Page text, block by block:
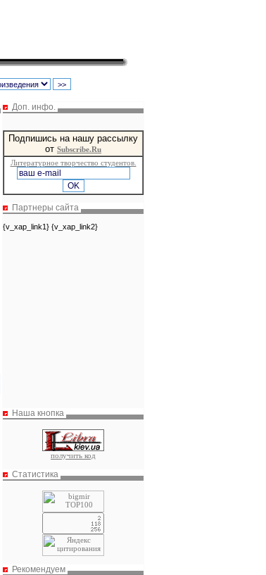
Доп. инфо.
Подпишись на нашу рассылку
от Subscribe.Ru
Литературное творчество студентов.
Партнеры сайта
{v_xap_link1} {v_xap_link2}
Наша кнопка
получить код
Статистика
Рекомендуем